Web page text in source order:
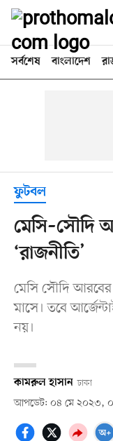
সর্বশেষ বাংলাদেশ
ফুটবল
মেসি–সৌদি
‘রাজনীতি’
মেসি সৌদি
মাসে। তবে
নয়।
কামরুল হাসান ঢাকা
আপডেট: ০৪ মে ২০২৩,